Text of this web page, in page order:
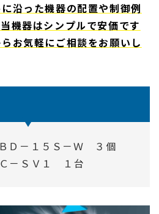
沿った機器の配置や制御例
機器はシンプルで安価です
お気軽にご相談をお願いし
Ｄ－１５Ｓ－Ｗ ３個
－ＳＶ１ １台